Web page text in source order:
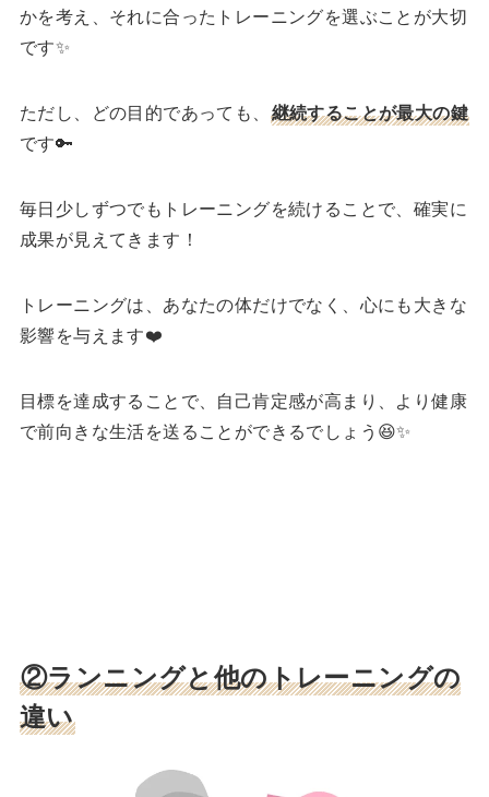
かを考え、それに合ったトレーニングを選ぶことが大切
です✨
ただし、どの目的であっても、 継続することが最大の鍵
です🔑
毎日少しずつでもトレーニングを続けることで、確実に
成果が見えてきます！
トレーニングは、あなたの体だけでなく、心にも大きな
影響を与えます❤️
目標を達成することで、自己肯定感が高まり、より健康
で前向きな生活を送ることができるでしょう😆✨
②ランニングと他のトレーニングの
違い